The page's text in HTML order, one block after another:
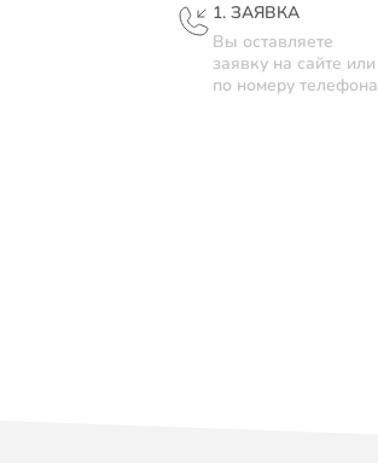
1. ЗАЯВКА
Вы оставляете
заявку на сайте или
по номеру телефона